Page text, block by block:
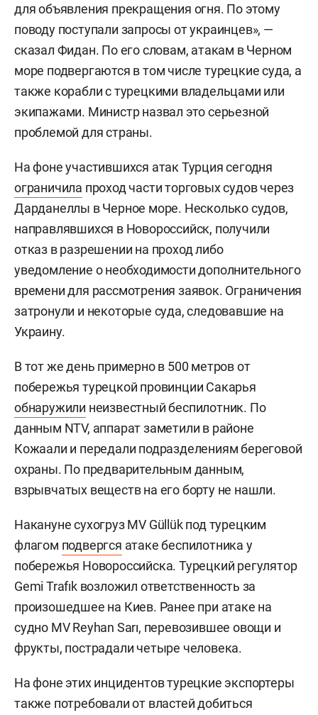
для объявления прекращения огня. По этому
поводу поступали запросы от украинцев», —
сказал Фидан. По его словам, атакам в Черном
море подвергаются в том числе турецкие суда, а
также корабли с турецкими владельцами или
экипажами. Министр назвал это серьезной
проблемой для страны.
На фоне участившихся атак Турция сегодня
ограничила проход части торговых судов через
Дарданеллы в Черное море. Несколько судов,
направлявшихся в Новороссийск, получили
отказ в разрешении на проход либо
уведомление о необходимости дополнительного
времени для рассмотрения заявок. Ограничения
затронули и некоторые суда, следовавшие на
Украину.
В тот же день примерно в 500 метров от
побережья турецкой провинции Сакарья
обнаружили неизвестный беспилотник. По
данным NTV, аппарат заметили в районе
Кожаали и передали подразделениям береговой
охраны. По предварительным данным,
взрывчатых веществ на его борту не нашли.
Накануне сухогруз MV Güllük под турецким
флагом подвергся атаке беспилотника у
побережья Новороссийска. Турецкий регулятор
Gemi Trafık возложил ответственность за
произошедшее на Киев. Ранее при атаке на
судно MV Reyhan Sarı, перевозившее овощи и
фрукты, пострадали четыре человека.
На фоне этих инцидентов турецкие экспортеры
также потребовали от властей добиться